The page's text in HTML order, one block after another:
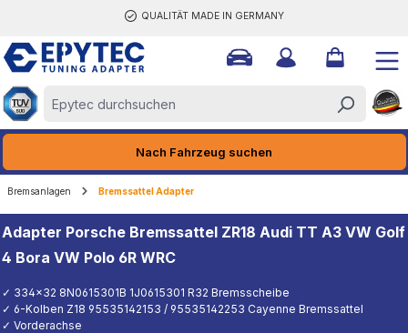
QUALITÄT MADE IN GERMANY
Nach Fahrzeug suchen
Bremsanlagen Bremssattel Adapter
Adapter Porsche Bremssattel ZR18 Audi TT A3 VW Golf
4 Bora VW Polo 6R WRC
✓ 334x32 8N0615301B 1J0615301 R32 Bremsscheibe
✓ 6-Kolben Z18 95535142153 / 95535142253 Cayenne Bremssattel
✓ Vorderachse